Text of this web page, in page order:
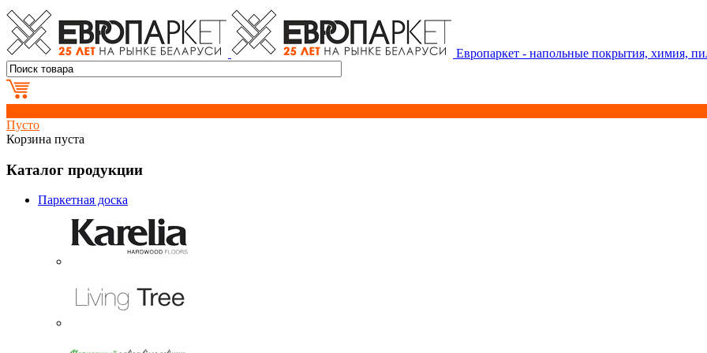
Европаркет - напольные покрытия, химия,
Пусто
Корзина пуста
Каталог продукции
Паркетная доска